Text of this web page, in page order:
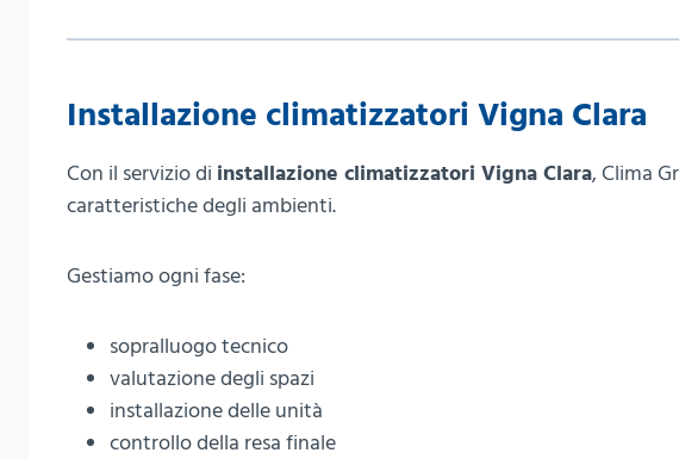
Installazione climatizzatori Vigna Clara
Con il servizio di installazione climatizzatori Vigna Clara, Clima
caratteristiche degli ambienti.
Gestiamo ogni fase:
sopralluogo tecnico
valutazione degli spazi
installazione delle unità
controllo della resa finale